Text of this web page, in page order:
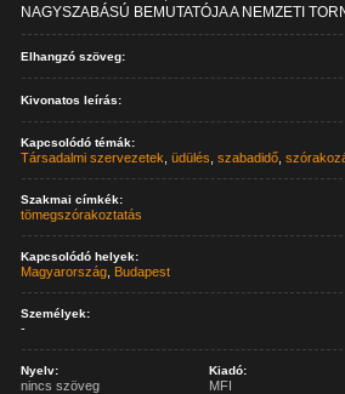
NAGYSZABÁSÚ BEMUTATÓJA A NEMZETI
Elhangzó szöveg:
Kivonatos leírás:
Kapcsolódó témák:
Társadalmi szervezetek ,üdülés ,szabadidő ,
Szakmai címkék:
tömegszórakoztatás
Kapcsolódó helyek:
Magyarország Budapest
Személyek:
-
Nyelv:
nincs szöveg
Kiadó:
MFI